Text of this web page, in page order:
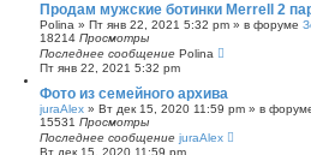
Продам мужские ботинки Merrell 2
Polina » Пт янв 22, 2021 5:32 pm » в форуме
18214 Просмотры
Последнее сообщение Polina
Пт янв 22, 2021 5:32 pm
Фото из семейного архива
juraAlex » Вт дек 15, 2020 11:59 pm » в
15531 Просмотры
Последнее сообщение juraAlex
Вт дек 15, 2020 11:59 pm